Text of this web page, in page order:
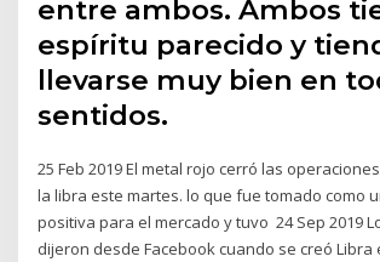
entre ambos. Ambos
espíritu parecido y
llevarse muy bien en
sentidos.
25 Feb 2019 El metal rojo cerró las
la libra este martes. lo que fue tomado como
positiva para el mercado y tuvo 24 Sep 2019
dijeron desde Facebook cuando se creó